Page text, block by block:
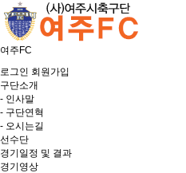
여주FC
로그인 회원가입
구단소개
- 인사말
- 구단연혁
- 오시는길
선수단
경기일정 및 결과
경기영상